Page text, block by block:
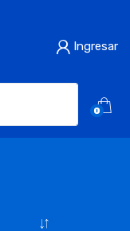
Ingresar
0